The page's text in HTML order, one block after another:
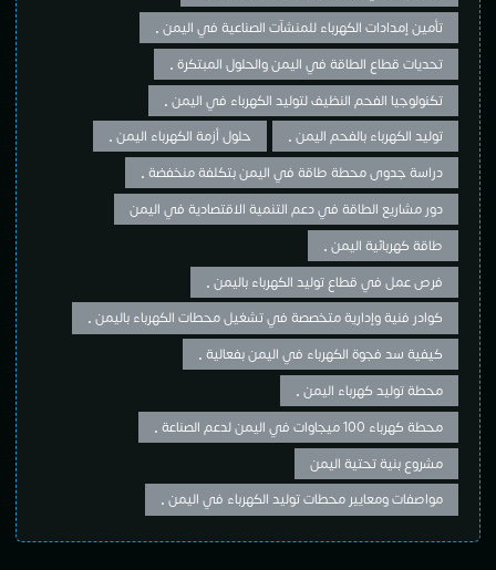
تأمين إمدادات الكهرباء للمنشآت الصناعية في اليمن •
تحديات قطاع الطاقة في اليمن والحلول المبتكرة •
تكنولوجيا الفحم النظيف لتوليد الكهرباء في اليمن •
توليد الكهرباء بالفحم اليمن •
حلول أزمة الكهرباء اليمن •
دراسة جدوى محطة طاقة في اليمن بتكلفة منخفضة •
دور مشاريع الطاقة في دعم التنمية الاقتصادية في اليمن
طاقة كهربائية اليمن •
فرص عمل في قطاع توليد الكهرباء باليمن •
كوادر فنية وإدارية متخصصة في تشغيل محطات الكهرباء باليمن •
كيفية سد فجوة الكهرباء في اليمن بفعالية •
محطة توليد كهرباء اليمن •
محطة كهرباء 100 ميجاوات في اليمن لدعم الصناعة •
مشروع بنية تحتية اليمن
مواصفات ومعايير محطات توليد الكهرباء في اليمن •